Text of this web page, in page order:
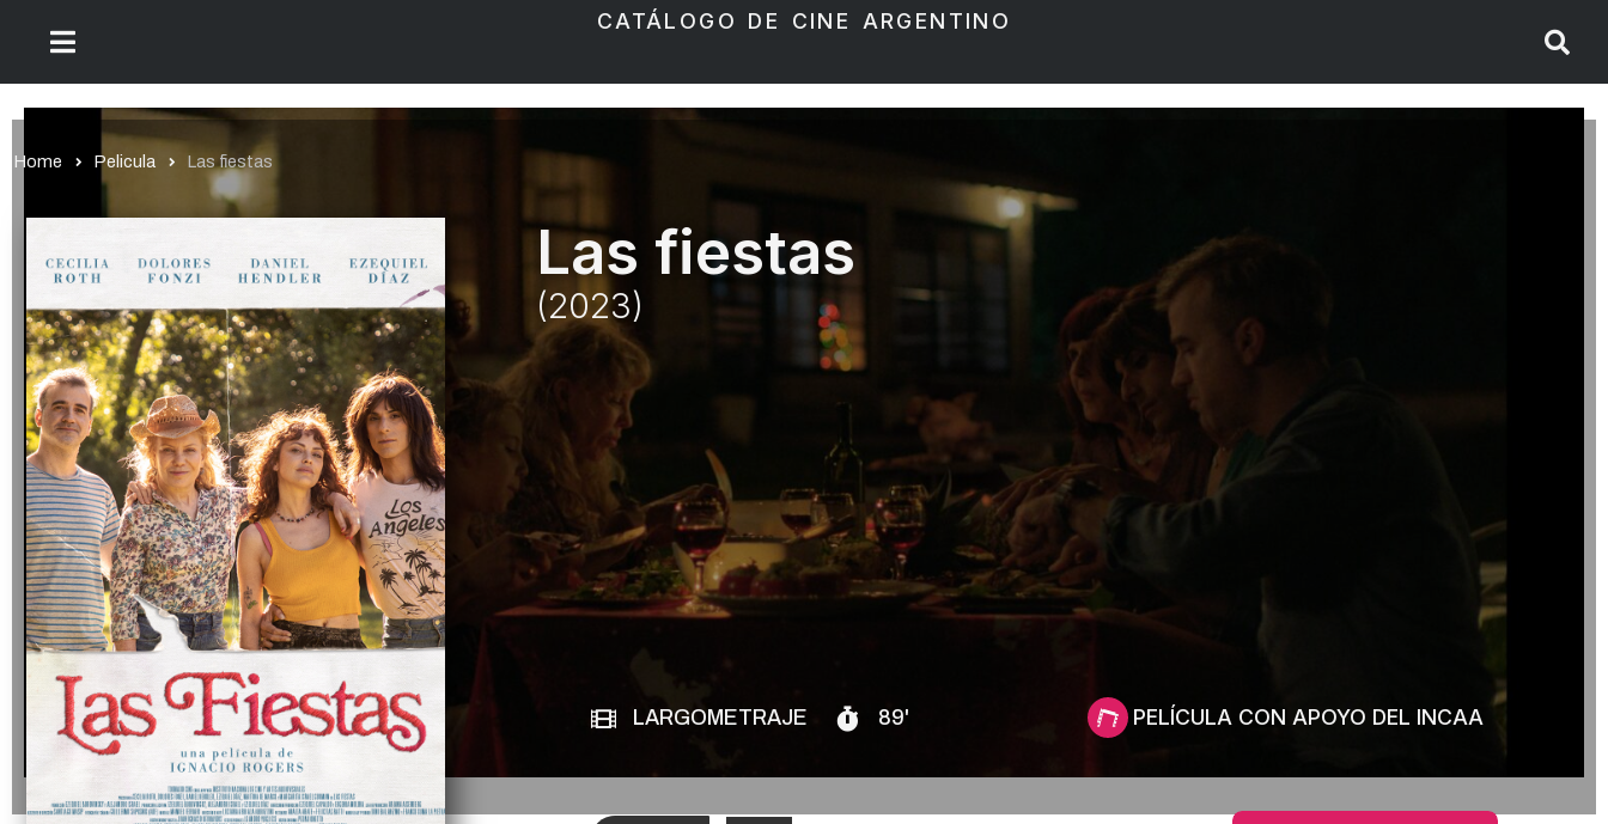
CATÁLOGO DE CINE ARGENTINO
Home Pelicula Las fiestas
Las fiestas
(2023)
LARGOMETRAJE 89' PELÍCULA CON APOYO DEL INCAA